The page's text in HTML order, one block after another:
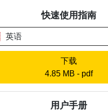
快速使用指南
英语
下载
4.85 MB - pdf
用户手册